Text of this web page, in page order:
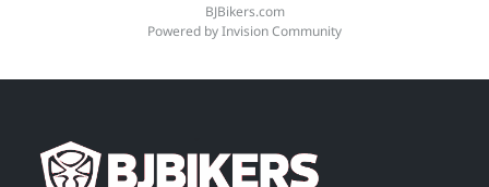
BJBikers.com
Powered by Invision Community